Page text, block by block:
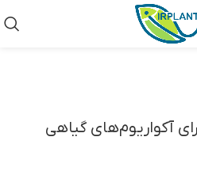
آکواریوم‌های گیاهی